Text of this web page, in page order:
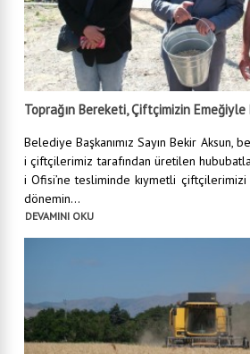
Toprağın Bereketi, Çiftçimizin Emeğiyle
Belediye Başkanımız Sayın Bekir Aksun,
i çiftçilerimiz tarafından üretilen
i Ofisi’ne tesliminde kıymetli
dönemin...
DEVAMINI OKU